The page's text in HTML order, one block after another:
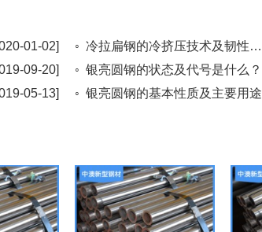
01-02] ◦ 冷拉扁钢的冷挤压技术及韧性要求
09-20] ◦ 银亮圆钢的状态及代号是什么？
05-13] ◦ 银亮圆钢的基本性质及主要用途